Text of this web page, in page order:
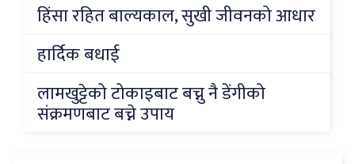
हिंसा रहित बाल्यकाल, सुखी जीवनको आधार
हार्दिक बधाई
लामखुट्टेको टोकाइबाट बच्नु नै डेंगीको
संक्रमणबाट बच्ने उपाय